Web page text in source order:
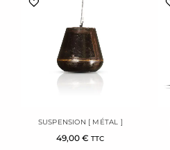
SUSPENSION [ MÉTAL ]
49,00€ TTC